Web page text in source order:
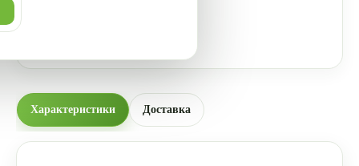
Характеристики Доставка